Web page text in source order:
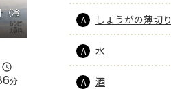
（冷
分
A しょうがの薄切り
A 水
A 酒